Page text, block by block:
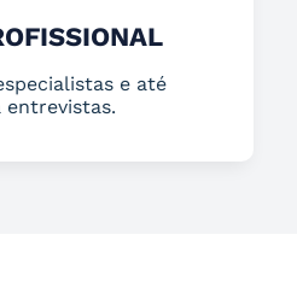
e até